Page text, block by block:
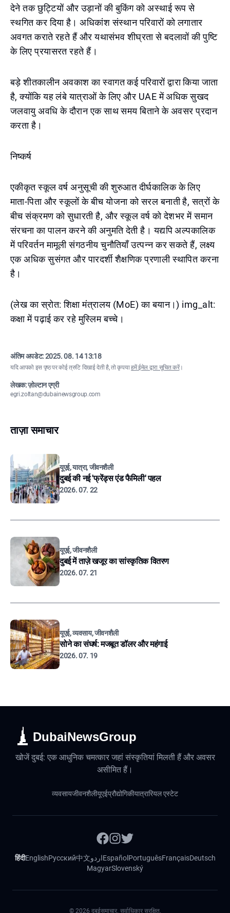
देने तक छुट्टियों और उड़ानों की बुकिंग को अस्थाई रूप से
स्थगित कर दिया है। अधिकांश संस्थान परिवारों को लगातार
अवगत कराते रहते हैं और यथासंभव शीघ्रता से बदलावों की पुष्टि
के लिए प्रयासरत रहते हैं।
बड़े शीतकालीन अवकाश का स्वागत कई परिवारों द्वारा किया जाता
है, क्योंकि यह लंबे यात्राओं के लिए और UAE में अधिक सुखद
जलवायु अवधि के दौरान एक साथ समय बिताने के अवसर प्रदान
करता है।
निष्कर्ष
एकीकृत स्कूल वर्ष अनुसूची की शुरुआत दीर्घकालिक के लिए
माता-पिता और स्कूलों के बीच योजना को सरल बनाती है, सत्रों के
बीच संक्रमण को सुधारती है, और स्कूल वर्ष को देशभर में समान
संरचना का पालन करने की अनुमति देती है। यद्यपि अल्पकालिक
में परिवर्तन मामूली संगठनीय चुनौतियाँ उत्पन्न कर सकते हैं, लक्ष्य
एक अधिक सुसंगत और पारदर्शी शैक्षणिक प्रणाली स्थापित करना
है।
(लेख का स्रोत: शिक्षा मंत्रालय (MoE) का बयान।) img_alt:
कक्षा में पढ़ाई कर रहे मुस्लिम बच्चे।
अंतिम अपडेट:2025. 08. 14 13:18
यदि आपको इस पृष्ठ पर कोई त्रुटि दिखाई देती है, तो कृपयाहमें ईमेल द्वारा सूचित करें।
लेखक: ज़ोल्टान एग्री
egri.zoltan@dubainewsgroup.com
ताज़ा समाचार
यूएई, यात्रा, जीवनशैली
दुबई की नई 'फ्रेंड्स एंड फैमिली' पहल
2026. 07. 22
यूएई, जीवनशैली
दुबई में ताज़े खजूर का सांस्कृतिक वितरण
2026. 07. 21
यूएई, व्यवसाय, जीवनशैली
सोने का संघर्ष: मजबूत डॉलर और महंगाई
2026. 07. 19
DubaiNewsGroup
खोजें दुबई: एक आधुनिक चमत्कार जहां संस्कृतियां मिलती हैं और अवसर
असीमित हैं।
व्यवसायजीवनशैलीयूएईप्रौद्योगिकीयात्रारियल एस्टेट
हिंदीEnglishРусский中文اردوEspañol PortuguêsFrançaisDeutsch
MagyarSlovenský
© 2026 दुबईसमाचार. सर्वाधिकार सुरक्षित.